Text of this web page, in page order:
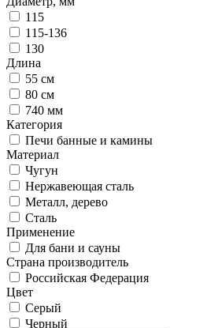
115
115-136
130
Длина
55 см
80 см
740 мм
Категория
Печи банные и камины
Материал
Чугун
Нержавеющая сталь
Металл, дерево
Сталь
Применение
Для бани и сауны
Страна производитель
Российская Федерация
Цвет
Серый
Черный